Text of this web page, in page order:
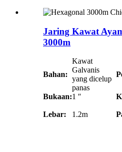
Jaring Kawat
3000m
Bahan:
Kawat
Galvanis
yang dicelup
panas
Bukaan:1 ″
Lebar: 1.2m